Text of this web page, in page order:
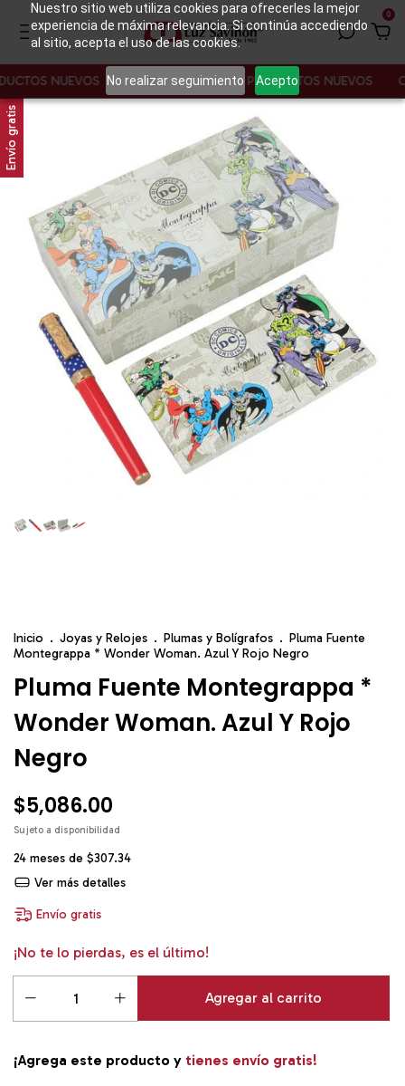
Nuestro sitio web utiliza cookies para ofrecerles la mejor
experiencia de máxima relevancia. Si continúa accediendo
al sitio, acepta el uso de las cookies.
No realizar seguimiento Acepto
0
NUEVOS CONOCE NUESTROS PRODUCTOS NUEVOS
Envío gratis
Inicio . Joyas y Relojes . Plumas y Bolígrafos . Pluma Fuente
Montegrappa * Wonder Woman. Azul Y Rojo Negro
Pluma Fuente Montegrappa *
Wonder Woman. Azul Y Rojo
Negro
$5,086.00
24 meses de $307.34
Ver más detalles
Envío gratis
¡No te lo pierdas, es el último!
¡Agrega este producto y tienes envío gratis!